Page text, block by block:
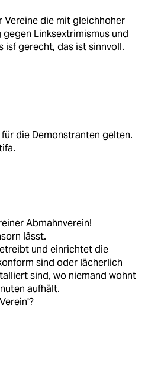
Vereine die mit gleichhoher
Linksextrimismus und
isf gerecht, das ist sinnvoll.
die Demonstranten gelten.
Abmahnverein!
lässt.
und einrichtet die
sind oder lächerlich
sind, wo niemand wohnt
aufhält.